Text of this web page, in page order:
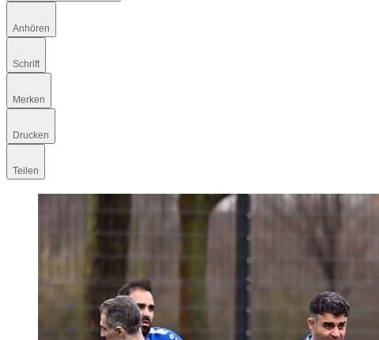
Anhören
Schrift
Merken
Drucken
Teilen